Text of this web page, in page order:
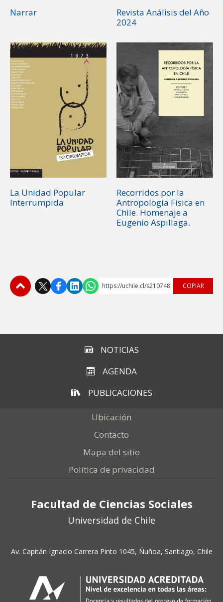
Narrar
Revista Análisis del Año
2024
La Unidad Popular
Interrumpida
Recorridos por la
Antropología Física en
Chile. Homenaje a
Eugenio Aspillaga.
https://uchile.cl/s210748 COPIAR
NOTICIAS
AGENDA
PUBLICACIONES
Ubicación
Contacto
Mapa del sitio
Política de privacidad
Facultad de Ciencias Sociales
Universidad de Chile
Av. Capitán Ignacio Carrera Pinto 1045, Ñuñoa, Santiago, Chile